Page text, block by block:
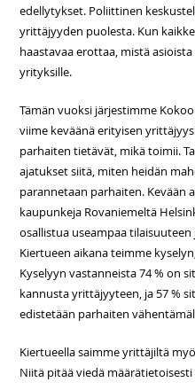
edellytykset. Poliittinen
yrittäjyyden puolesta. Kun
haastavaa erottaa, mistä
yrityksille.
Tämän vuoksi järjestimme
viime keväänä erityisen
parhaiten tietävät, mikä toimii.
ajatukset siitä, miten heidän
parannetaan parhaiten. Kevään
kaupunkeja Rovaniemeltä
osallistua useampaa
Kiertueen aikana teimme
Kyselyyn vastanneista 74 % on
kannusta yrittäjyyteen, ja 57 %
edistetään parhaiten
Kiertueella saimme yrittäjiltä
Niitä pitää viedä